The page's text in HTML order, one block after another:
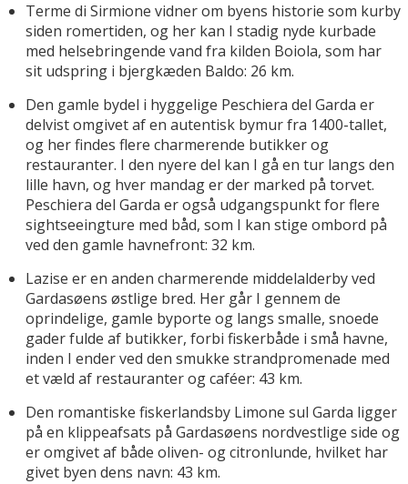
Terme di Sirmione vidner om byens historie som kurby
siden romertiden, og her kan I stadig nyde kurbade
med helsebringende vand fra kilden Boiola, som har
sit udspring i bjergkæden Baldo: 26 km.
Den gamle bydel i hyggelige Peschiera del Garda er
delvist omgivet af en autentisk bymur fra 1400-tallet,
og her findes flere charmerende butikker og
restauranter. I den nyere del kan I gå en tur langs den
lille havn, og hver mandag er der marked på torvet.
Peschiera del Garda er også udgangspunkt for flere
sightseeingture med båd, som I kan stige ombord på
ved den gamle havnefront: 32 km.
Lazise er en anden charmerende middelalderby ved
Gardasøens østlige bred. Her går I gennem de
oprindelige, gamle byporte og langs smalle, snoede
gader fulde af butikker, forbi fiskerbåde i små havne,
inden I ender ved den smukke strandpromenade med
et væld af restauranter og caféer: 43 km.
Den romantiske fiskerlandsby Limone sul Garda ligger
på en klippeafsats på Gardasøens nordvestlige side og
er omgivet af både oliven- og citronlunde, hvilket har
givet byen dens navn: 43 km.